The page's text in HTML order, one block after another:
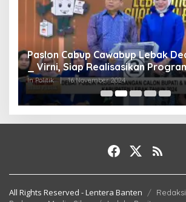
Paslon Cabup Cawabup Lebak
_ Virni, Siap Realisasikan
In Politik | 16 November 2024
All Rights Reserved - Lentera Banten
Redaksi